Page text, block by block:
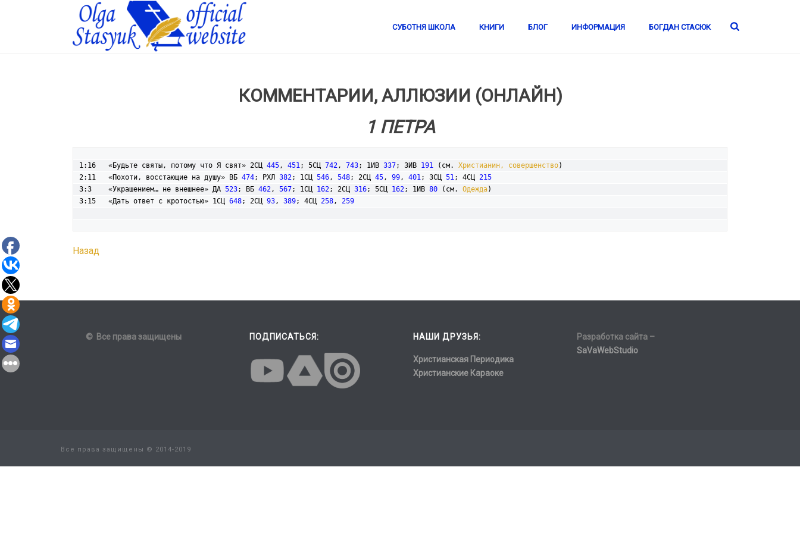
СУБОТНЯ ШКОЛА КНИГИ БЛОГ ИНФОРМАЦИЯ БОГДАН СТАСЮК
КОММЕНТАРИИ, АЛЛЮЗИИ (ОНЛАЙН)
1 ПЕТРА
1:16   «Будьте святы, потому что Я свят» 2СЦ 445, 451; 5СЦ 742, 743; 1ИВ 337; 3ИВ 191 (см. Христианин, совершенство)
2:11   «Похоти, восстающие на душу» ВБ 474; РХЛ 382; 1СЦ 546, 548; 2СЦ 45, 99, 401; 3СЦ 51; 4СЦ 215
3:3    «Украшением… не внешнее» ДА 523; ВБ 462, 567; 1СЦ 162; 2СЦ 316; 5СЦ 162; 1ИВ 80 (см. Одежда)
3:15   «Дать ответ с кротостью» 1СЦ 648; 2СЦ 93, 389; 4СЦ 258, 259
Назад
© Все права защищены ПОДПИСАТЬСЯ: НАШИ ДРУЗЬЯ:
Христианская Периодика
Христианские Караоке
Разработка сайта –
SaVaWebStudio
Все права защищены © 2014-2019